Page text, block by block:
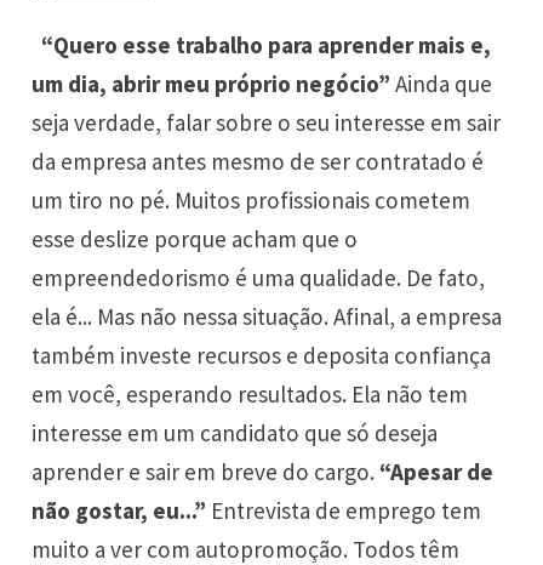
“Quero esse trabalho para aprender mais e,
um dia, abrir meu próprio negócio”Ainda que
seja verdade, falar sobre o seu interesse em sair
da empresa antes mesmo de ser contratado é
um tiro no pé. Muitos profissionais cometem
esse deslize porque acham que o
empreendedorismo é uma qualidade. De fato,
ela é... Mas não nessa situação. Afinal, a empresa
também investe recursos e deposita confiança
em você, esperando resultados. Ela não tem
interesse em um candidato que só deseja
aprender e sair em breve do cargo. “Apesar de
não gostar, eu...” Entrevista de emprego tem
muito a ver com autopromoção. Todos têm